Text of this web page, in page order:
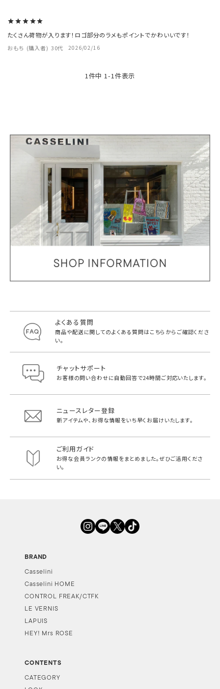
おもち 購入者 30代 2026/02/16
たくさん荷物が入ります！ロゴ部分のラメもポイントでかわいいです！
1 件中 1 -1 件表示
よくある質問
商品や配送に関してのよくある質問はこちらからご確認くださ
い。
チャットサポート
お客様の問い合わせに自動回答で24時間ご対応いたします。
ニュースレター登録
新アイテムや、お得な情報をいち早く お届けいたします。
ご利用ガイド
お得な会員ランクの情報をまとめました。ぜひご活用くださ
い。
BRAND
Casselini
Casselini HOME
CONTROL FREAK/CTFK
LE VERNIS
LAPUIS
HEY! Mrs ROSE
CONTENTS
CATEGORY